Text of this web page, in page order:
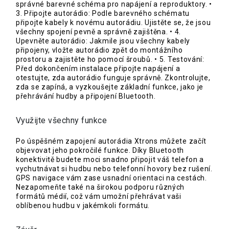
správné barevné schéma pro napájení a reproduktory. •
3. Připojte autorádio: Podle barevného schématu
připojte kabely k novému autorádiu. Ujistěte se, že jsou
všechny spojení pevně a správně zajištěna. • 4.
Upevněte autorádio: Jakmile jsou všechny kabely
připojeny, vložte autorádio zpět do montážního
prostoru a zajistěte ho pomocí šroubů. • 5. Testování:
Před dokončením instalace připojte napájení a
otestujte, zda autorádio funguje správně. Zkontrolujte,
zda se zapíná, a vyzkoušejte základní funkce, jako je
přehrávání hudby a připojení Bluetooth.
Využijte všechny funkce
Po úspěšném zapojení autorádia Xtrons můžete začít
objevovat jeho pokročilé funkce. Díky Bluetooth
konektivitě budete moci snadno připojit váš telefon a
vychutnávat si hudbu nebo telefonní hovory bez rušení.
GPS navigace vám zase usnadní orientaci na cestách.
Nezapomeňte také na širokou podporu různých
formátů médií, což vám umožní přehrávat vaši
oblíbenou hudbu v jakémkoli formátu.